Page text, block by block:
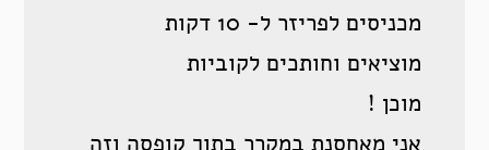
מכניסים לפריזר ל- 10 דקות
מוציאים וחותכים לקוביות
מוכן !
אני מאחסנת במקרר בתוך קופסה וזה